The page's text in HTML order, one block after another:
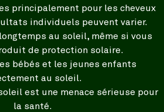
principalement pour les cheveux
individuels peuvent varier.
au soleil, même si vous
de protection solaire.
bébés et les jeunes enfants
au soleil.
est une menace sérieuse pour
la santé.